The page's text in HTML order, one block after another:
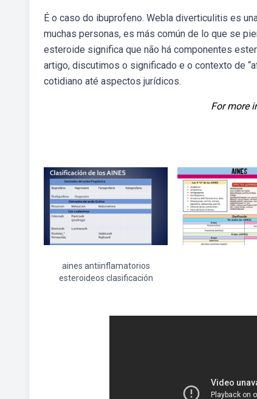
É o caso do ibuprofeno. Webla diverticulitis es
muchas personas, es más común de lo que se
esteroide significa que não há componentes
artigo, discutimos o significado e o contexto de
cotidiano até aspectos jurídicos.
For more
aines antiinflamatorios
esteroideos clasificación